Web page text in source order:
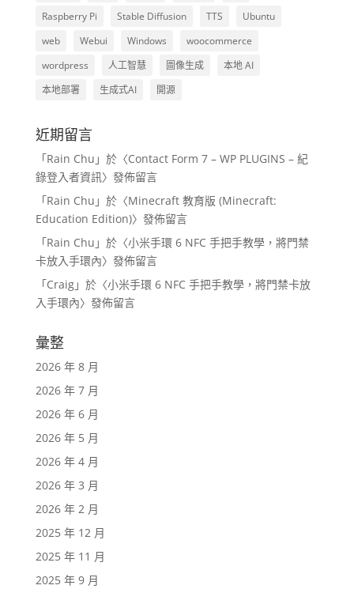
Raspberry Pi Stable Diffusion TTS
Ubuntu
web
Webui Windows
woocommerce
wordpress
人工智慧 圖像生成
本地 AI
本地部署
生成式AI 開源
近期留言
「Rain Chu 」於〈Contact Form 7 – WP PLUGINS – 紀
錄登入者資訊〉發佈留言
「Rain Chu 」於〈Minecraft 教育版 (Minecraft:
Education Edition)〉發佈留言
「Rain Chu 」於〈小米手環 6 NFC 手把手教學，將門禁
卡放入手環內〉發佈留言
「Craig」於〈小米手環 6 NFC 手把手教學，將門禁卡放
入手環內〉發佈留言
彙整
2026 年 8 月
2026 年 7 月
2026 年 6 月
2026 年 5 月
2026 年 4 月
2026 年 3 月
2026 年 2 月
2025 年 12 月
2025 年 11 月
2025 年 9 月